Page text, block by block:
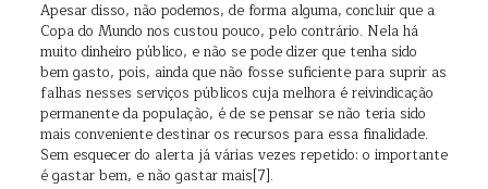
Apesar disso, não podemos, de forma alguma, concluir que a
Copa do Mundo nos custou pouco, pelo contrário. Nela há
muito dinheiro público, e não se pode dizer que tenha sido
bem gasto, pois, ainda que não fosse suficiente para suprir as
falhas nesses serviços públicos cuja melhora é reivindicação
permanente da população, é de se pensar se não teria sido
mais conveniente destinar os recursos para essa finalidade.
Sem esquecer do alerta já várias vezes repetido: o importante
é gastar bem, e não gastar mais[7].